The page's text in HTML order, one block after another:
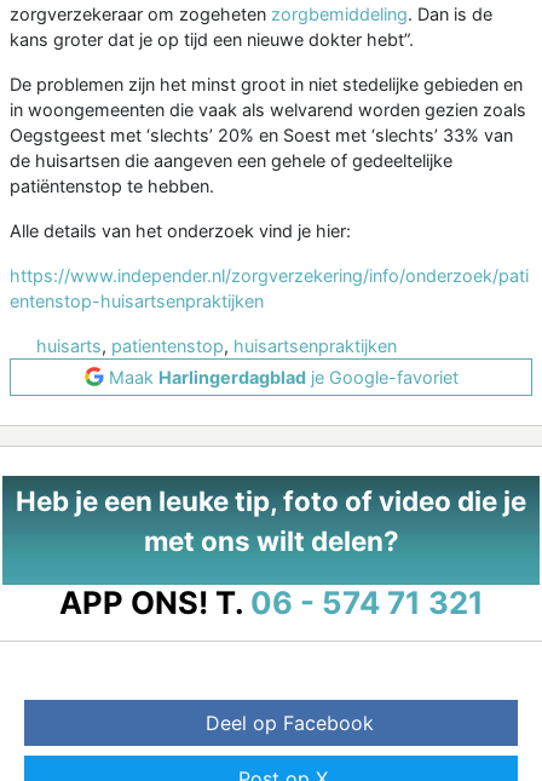
zorgverzekeraar om zogeheten zorgbemiddeling. Dan is de
kans groter dat je op tijd een nieuwe dokter hebt”.
De problemen zijn het minst groot in niet stedelijke gebieden en
in woongemeenten die vaak als welvarend worden gezien zoals
Oegstgeest met ‘slechts’ 20% en Soest met ‘slechts’ 33% van
de huisartsen die aangeven een gehele of gedeeltelijke
patiëntenstop te hebben.
Alle details van het onderzoek vind je hier:
https://www.independer.nl/zorgverzekering/info/onderzoek/pati
entenstop-huisartsenpraktijken
huisarts, patientenstop, huisartsenpraktijken
Maak Harlingerdagbladje Google-favoriet
Heb je een leuke tip, foto of video die je
met ons wilt delen?
APP ONS! T. 06 - 574 71 321
Deel op Facebook